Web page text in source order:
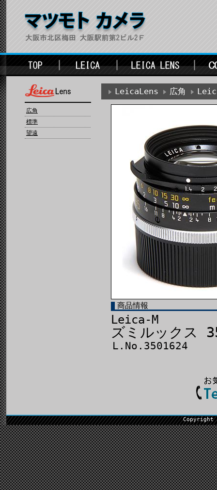
広角
標準
望遠
LeicaLens 広角
商品情報
Leica-M
ズミルックス
L.No.3501624
Copyright